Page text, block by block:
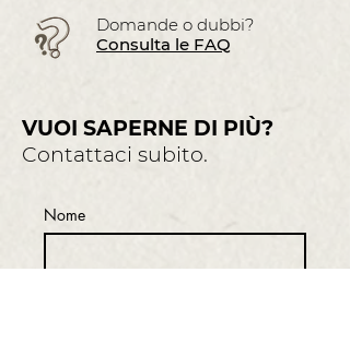
Domande o dubbi?
Consulta le FAQ
VUOI SAPERNE DI PIÙ?
Contattaci subito.
Nome